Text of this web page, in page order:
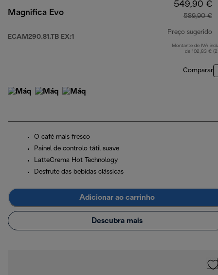
Magnifica Evo
ECAM290.81.TB EX:1
549,90 €
589,90 €
Preço sugerido
Montante de IVA
de 102,83 €
Comparar
O café mais fresco
Painel de controlo tátil suave
LatteCrema Hot Technology
Desfrute das bebidas clássicas
Adicionar ao carrinho
Descubra mais